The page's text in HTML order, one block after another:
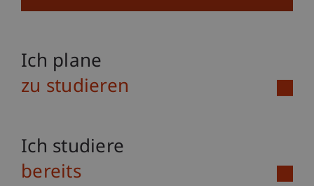
Ich plane
zu studieren
Ich studiere
bereits